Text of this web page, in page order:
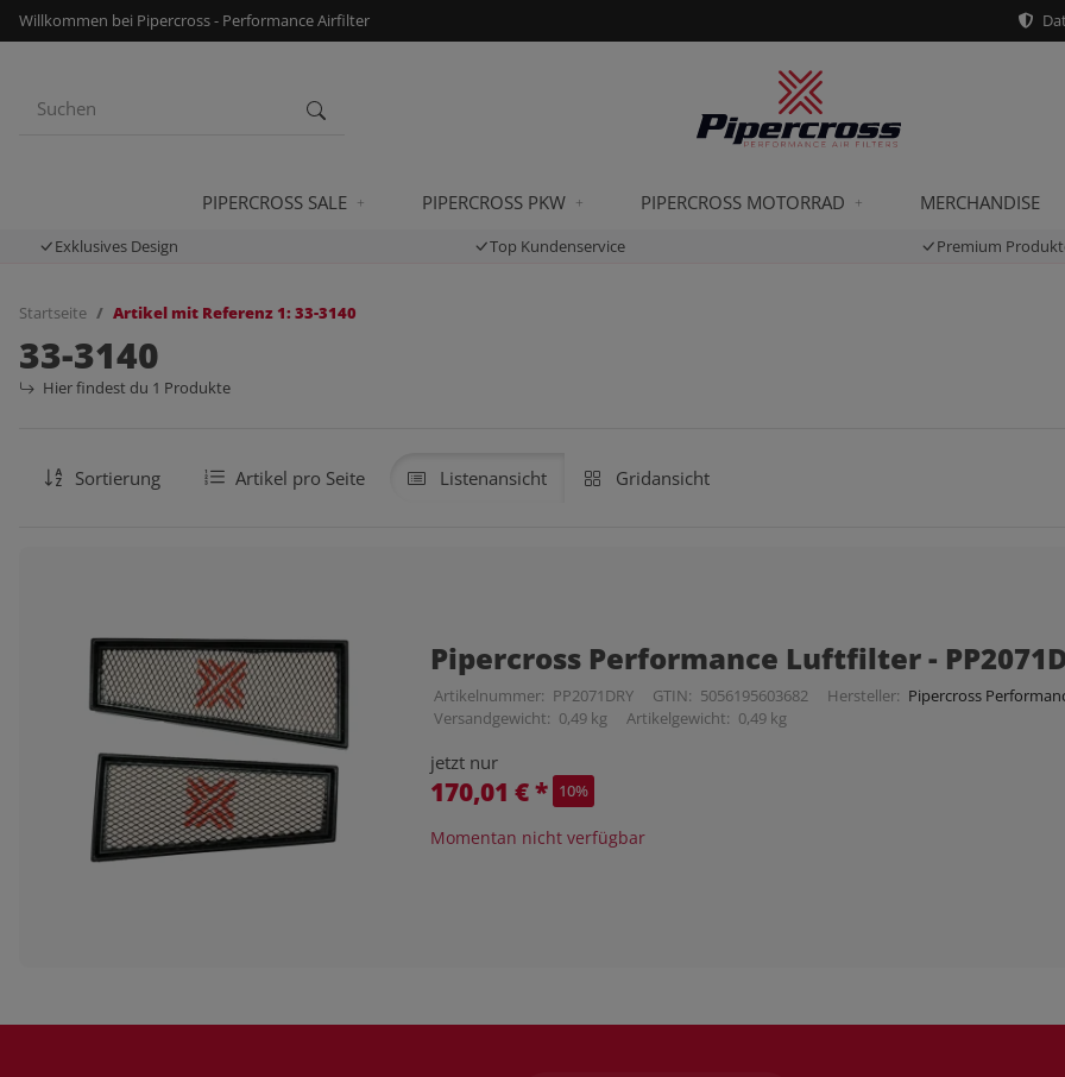
Willkommen bei Pipercross - Performance Airfilter
PIPERCROSS SALE PIPERCROSS PKW PIPERCROSS MOTORRAD MERCHANDISE
Exklusives Design Top Kundenservice Premium
Startseite Artikel mit Referenz 1: 33-3140
33-3140
Hier findest du 1 Produkte
Sortierung Artikel pro Seite Listenansicht Gridansicht
Pipercross Performance Luftfilter -
Artikelnummer: PP2071DRY GTIN: 5056195603682 Hersteller: Pipercross
Versandgewicht: 0,49 kg Artikelgewicht: 0,49 kg
jetzt nur
170,01 €* 10%
Momentan nicht verfügbar